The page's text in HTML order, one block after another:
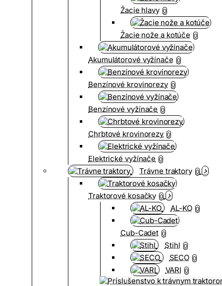
Žacie hlavy 0
Žacie nože a kotúče 0
Akumulátorové vyžínače 0
Benzínové krovinorezy 0
Benzínové vyžínače 0
Chrbtové krovinorezy 0
Elektrické vyžínače 0
Trávne traktory 0
Traktorové kosačky 0
AL-KO 0
Cub-Cadet 0
Stihl 0
SECO 0
VARI 0